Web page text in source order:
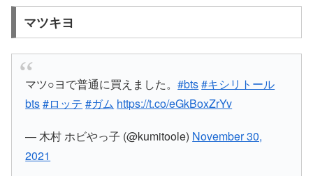
マツキヨ
マツ○ヨで普通に買えました。#bts#キシリトール
bts#ロッテ #ガム https://t.co/eGkBoxZrYv
— 木村 ホビやっ子 (@kumitoole) November 30,
2021